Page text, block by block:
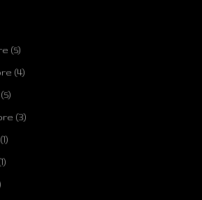
(5)
(4)
(5)
(3)
(1)